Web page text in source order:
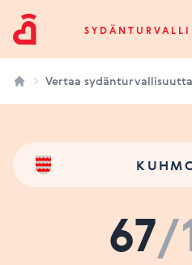
Sydänturvallinen Suomi
Vertaa sydänturvallisuutta
67/